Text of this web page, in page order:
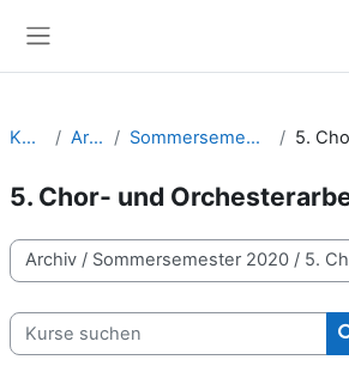
Kurse Archiv Sommersemester 2020
5. Chor- und
Kursbereiche
Kurse suchen